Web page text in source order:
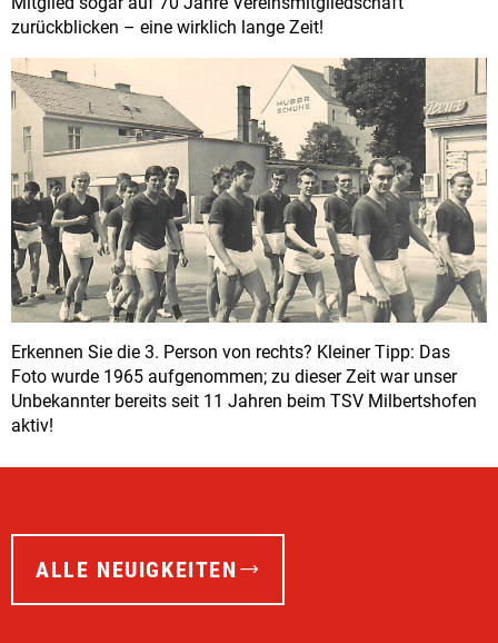
zurückblicken – eine wirklich lange Zeit!
Erkennen Sie die 3. Person von rechts? Kleiner Tipp: Das
Foto wurde 1965 aufgenommen; zu dieser Zeit war unser
Unbekannter bereits seit 11 Jahren beim TSV Milbertshofen
aktiv!
ALLE NEUIGKEITEN